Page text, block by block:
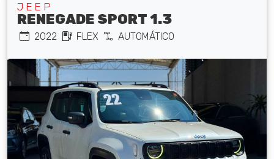
JEEP
RENEGADE SPORT 1.3
2022 FLEX AUTOMÁTICO